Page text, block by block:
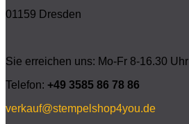
01159 Dresden
Sie erreichen uns: Mo-Fr 8-16.30 Uhr
Telefon: +49 3585 86 78 86
verkauf@stempelshop4you.de